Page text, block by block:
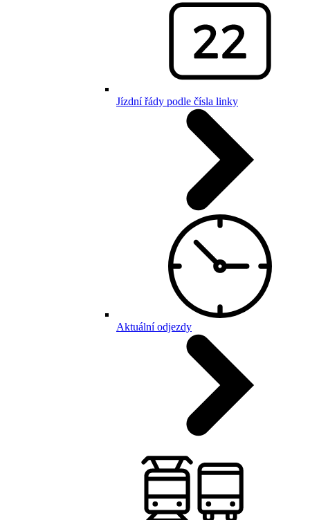
Jízdní řády podle čísla linky
Aktuální odjezdy